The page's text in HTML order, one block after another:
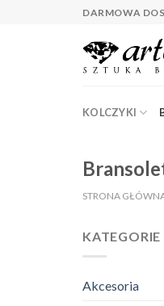
DARMOWA
KOLCZYKI
STRONA
Akcesoria